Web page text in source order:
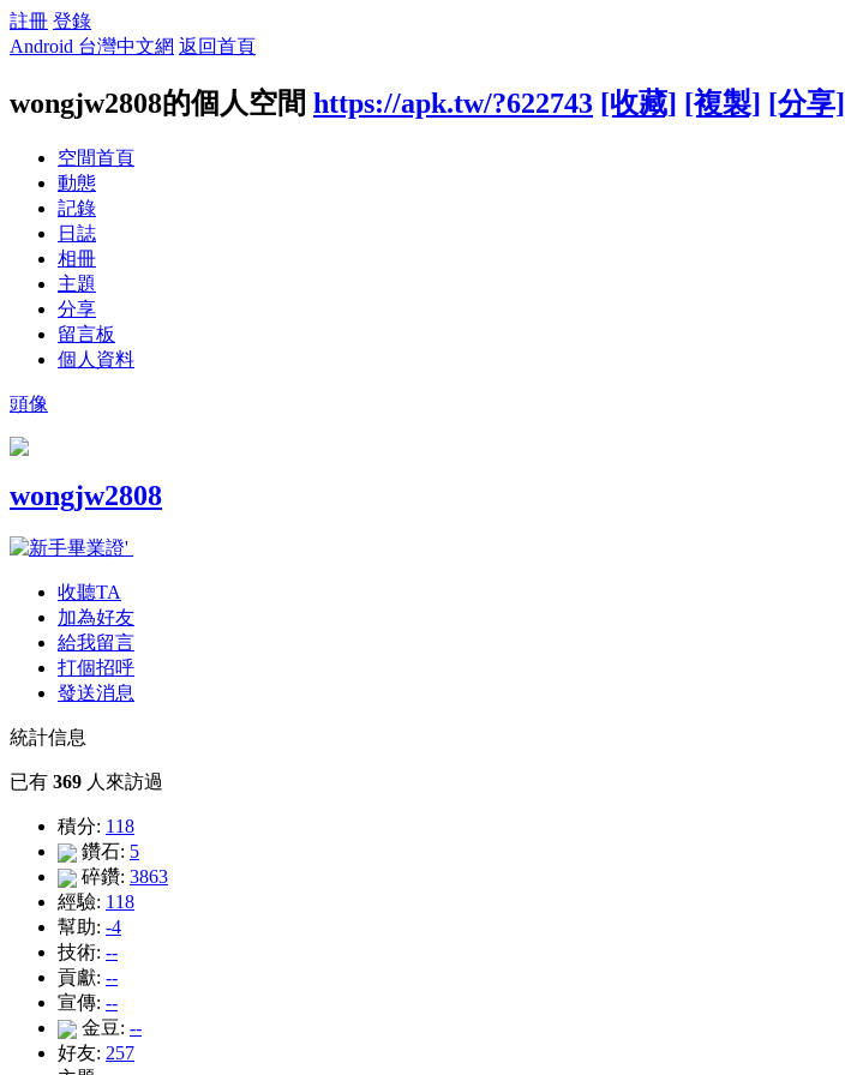
註冊 登錄
Android 台灣中文網 返回首頁
wongjw2808的個人空間 https://apk.tw/?622743 [收藏] [複製] [分享]
空間首頁
動態
記錄
日誌
相冊
主題
分享
留言板
個人資料
頭像
wongjw2808
收聽TA
加為好友
給我留言
打個招呼
發送消息
統計信息
已有 369 人來訪過
積分: 118
鑽石: 5
碎鑽: 3863
經驗: 118
幫助: -4
技術: --
貢獻: --
宣傳: --
金豆: --
好友: 257